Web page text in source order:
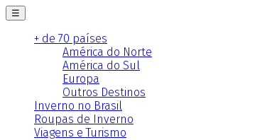
☰
+ de 70 países
América do Norte
América do Sul
Europa
Outros Destinos
Inverno no Brasil
Roupas de Inverno
Viagens e Turismo